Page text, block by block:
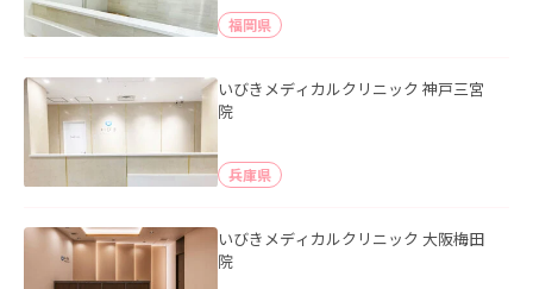
福岡県
いびきメディカルクリニック 神戸三宮
院
兵庫県
いびきメディカルクリニック 大阪梅田
院